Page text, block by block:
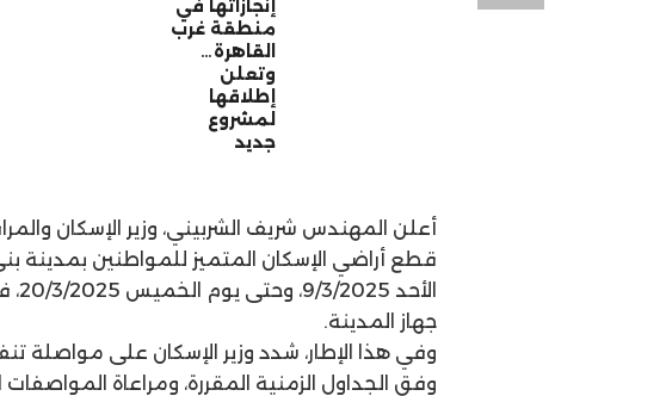
إنجازاتها في
منطقة غرب
القاهرة…
وتعلن
إطلاقها
لمشروع
جديد
أعلن المهندس شريف الشربيني، وزير الإسكان
قطع أراضي الإسكان المتميز للمواطنين بمدينة
جهاز المدينة.
وفي هذا الإطار، شدد وزير الإسكان على مواصلة
وفق الجداول الزمنية المقررة، ومراعاة